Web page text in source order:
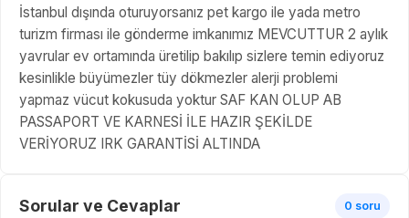
İstanbul dışında oturuyorsanız pet kargo ile yada metro
turizm firması ile gönderme imkanımız MEVCUTTUR 2 aylık
yavrular ev ortamında üretilip bakılıp sizlere temin ediyoruz
kesinlikle büyümezler tüy dökmezler alerji problemi
yapmaz vücut kokusuda yoktur SAF KAN OLUP AB
PASSAPORT VE KARNESİ İLE HAZIR ŞEKİLDE
VERİYORUZ IRK GARANTİSİ ALTINDA
Sorular ve Cevaplar 0 soru